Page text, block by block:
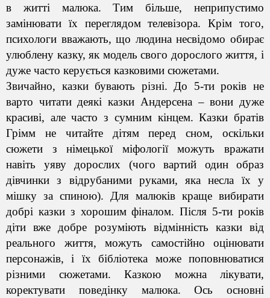
в житті малюка. Тим більше, неприпустимо
замінювати їх переглядом телевізора. Крім того,
психологи вважають, що людина несвідомо обирає
улюблену казку, як модель свого дорослого життя, і
дуже часто керується казковими сюжетами.
Звичайно, казки бувають різні. До 5-ти років не
варто читати деякі казки Андерсена – вони дуже
красиві, але часто з сумним кінцем. Казки братів
Грімм не читайте дітям передсном, оскільки
сюжети з німецької міфології можуть вражати
навіть уяву дорослих (чого вартий один образ
дівчинки з відрубаними руками, яка несла їх у
мішку за спиною). Для малюків краще вибирати
добрі казки з хорошим фіналом. Після 5-ти років
діти вже добре розуміють відмінність казки від
реального життя, можуть самостійно оцінювати
персонажів, і їх бібліотека може поповнюватися
різними сюжетами. Казкою можна лікувати,
коректувати поведінку малюка. Ось основні